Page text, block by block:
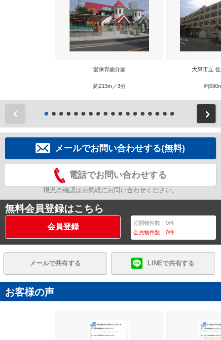
愛保育園分園
約213m／3分
大東市立
約
メールでお問い合わせする(無料)
電話でお問い合わせする
現況の確認はお気軽にお問い合わせください。
無料会員登録はこちら
会員登録 公開物件数：0件
会員物件数：0件
メールで共有する LINEで共有する
お客様の声